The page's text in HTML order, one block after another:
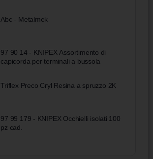
Abc - Metalmek
97 90 14 - KNIPEX Assortimento di
capicorda per terminali a bussola
Triflex Preco Cryl Resina a spruzzo 2K
97 99 179 - KNIPEX Occhielli isolati 100
pz cad.